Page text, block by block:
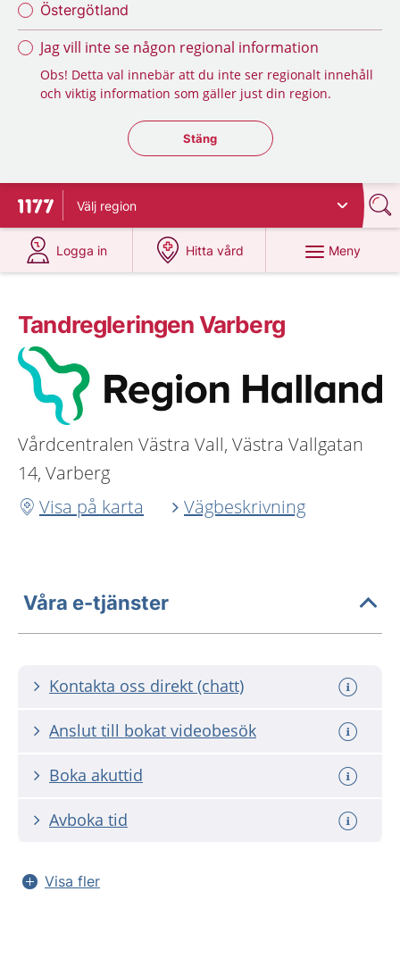
Östergötland
Jag vill inte se någon regional information
Obs! Detta val innebär att du inte ser regionalt innehåll
och viktig information som gäller just din region.
Stäng regionsväljaren
Stäng
Till startsidan för 1177
Välj region
Logga in
på 1177.se
Hitta vård
på 1177.se
Meny
Tandregleringen Varberg
Vårdcentralen Västra Vall, Västra Vallgatan
14, Varberg
Visa på karta
Vägbeskrivning
Våra e-tjänster
Kontakta oss direkt (chatt)
Anslut till bokat videobesök
Boka akuttid
Avboka tid
Visa fler